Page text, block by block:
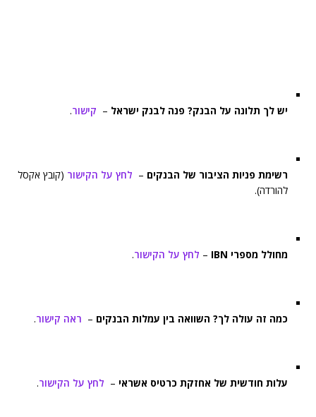
יש לך תלונה על הבנק? פנה לבנק ישראל – קישור.
רשימת פניות הציבור של הבנקים – לחץ על הקישור (קובץ אקסל
להורדה).
מחולל מספרי IBN – לחץ על הקישור.
כמה זה עולה לך? השוואה בין עמלות הבנקים – ראה קישור.
עלות חודשית של אחזקת כרטיס אשראי – לחץ על הקישור.